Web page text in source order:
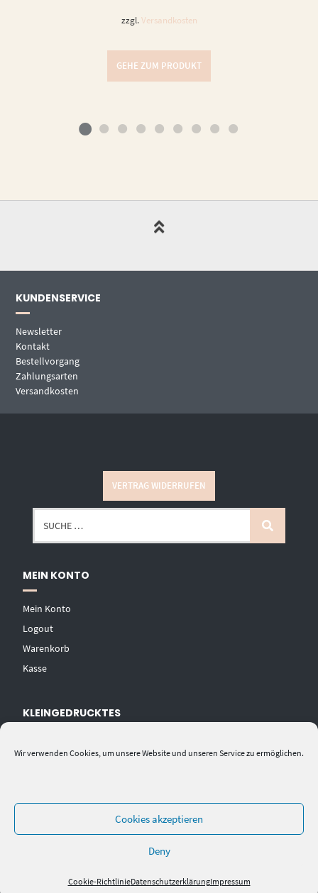
Wir verwenden Cookies, um unsere Website und unseren Service zu ermöglichen.
Cookies akzeptieren
Deny
Cookie-RichtlinieDatenschutzerklärungImpressum
zzgl. Versandkosten
GEHE ZUM PRODUKT
KUNDENSERVICE
Newsletter
Kontakt
Bestellvorgang
Zahlungsarten
Versandkosten
VERTRAG WIDERRUFEN
MEIN KONTO
Mein Konto
Logout
Warenkorb
Kasse
KLEINGEDRUCKTES
Impressum